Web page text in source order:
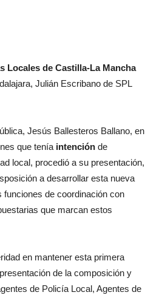
Locales de Castilla-La Mancha
Julián Escribano de SPL
Jesús Ballesteros Ballano, en
que tenía intención de
local, procedió a su presentación,
a desarrollar esta nueva
funciones de coordinación con
que marcan estos
en mantener esta primera
de la composición y
de Policía Local, Agentes de